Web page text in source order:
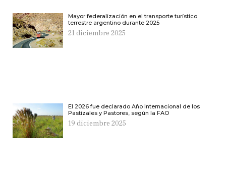
Mayor federalización en el transporte turístico
terrestre argentino durante 2025
21 diciembre 2025
El 2026 fue declarado Año Internacional de los
Pastizales y Pastores, según la FAO
19 diciembre 2025